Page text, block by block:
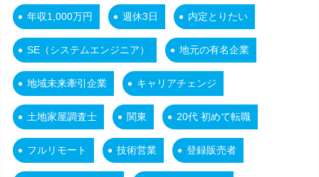
年収1,000万円 週休3日 内定とりたい
SE（システムエンジニア） 地元の有名企業
地域未来牽引企業 キャリアチェンジ
土地家屋調査士 関東 20代 初めて転職
フルリモート 技術営業 登録販売者